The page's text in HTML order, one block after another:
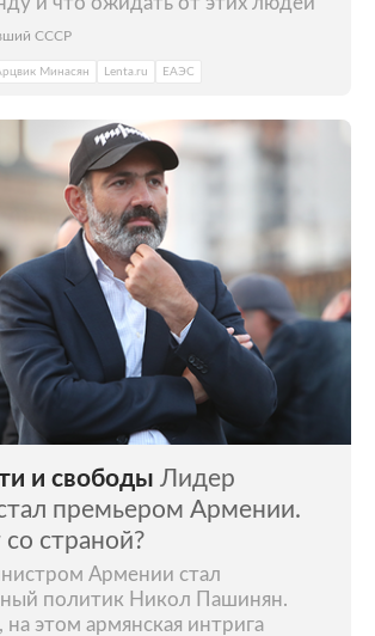
СССР
Минасян Lenta.ru ЕАЭС
и свободы Лидер
премьером Армении.
страной?
Армении стал
политик Никол Пашинян.
на этом армянская интрига